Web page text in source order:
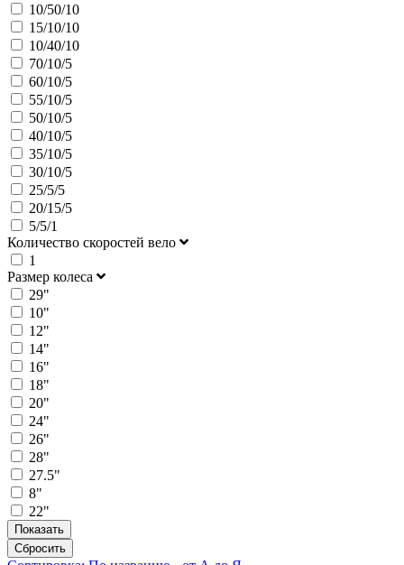
10/50/10
15/10/10
10/40/10
70/10/5
60/10/5
55/10/5
50/10/5
40/10/5
35/10/5
30/10/5
25/5/5
20/15/5
5/5/1
Количество скоростей вело
1
Размер колеса
29"
10"
12"
14"
16"
18"
20"
24"
26"
28"
27.5"
8"
22"